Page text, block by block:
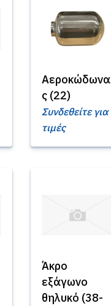
Αεροκώδωνα
ς (22)
Συνδεθείτε για
τιμές
Άκρο
εξάγωνο
θηλυκό (38-